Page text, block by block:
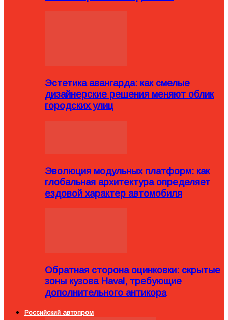
Эстетика авангарда: как смелые
дизайнерские решения меняют облик
городских улиц
Эволюция модульных платформ: как
глобальная архитектура определяет
ездовой характер автомобиля
Обратная сторона оцинковки: скрытые
зоны кузова Haval, требующие
дополнительного антикора
Российский автопром